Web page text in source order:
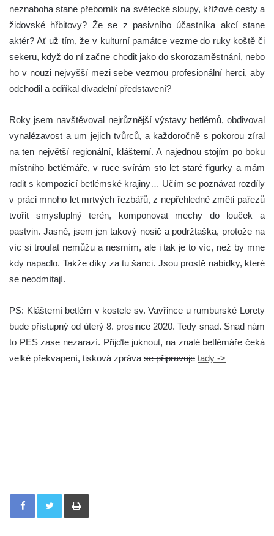
neznaboha stane přeborník na světecké sloupy, křížové cesty a
židovské hřbitovy? Že se z pasivního účastníka akcí stane
aktér? Ať už tím, že v kulturní památce vezme do ruky koště či
sekeru, když do ní začne chodit jako do skorozaměstnání, nebo
ho v nouzi nejvyšší mezi sebe vezmou profesionální herci, aby
odchodil a odříkal divadelní představení?
Roky jsem navštěvoval nejrůznější výstavy betlémů, obdivoval
vynalézavost a um jejich tvůrců, a každoročně s pokorou zíral
na ten největší regionální, klášterní. A najednou stojím po boku
místního betlémáře, v ruce svírám sto let staré figurky a mám
radit s kompozicí betlémské krajiny… Učím se poznávat rozdíly
v práci mnoho let mrtvých řezbářů, z nepřehledné změti pařezů
tvořit smysluplný terén, komponovat mechy do louček a
pastvin. Jasně, jsem jen takový nosič a podržtaška, protože na
víc si troufat nemůžu a nesmím, ale i tak je to víc, než by mne
kdy napadlo. Takže díky za tu šanci. Jsou prostě nabídky, které
se neodmítají.
PS: Klášterní betlém v kostele sv. Vavřince u rumburské Lorety
bude přístupný od úterý 8. prosince 2020. Tedy snad. Snad nám
to PES zase nezarazí. Přijďte juknout, na znalé betlémáře čeká
velké překvapení, tisková zpráva se připravuje tady ->
Tisknout